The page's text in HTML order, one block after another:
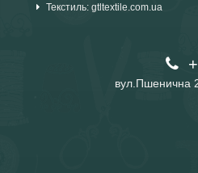
Текстиль: gtltextile.com.ua
вул.Пшенична